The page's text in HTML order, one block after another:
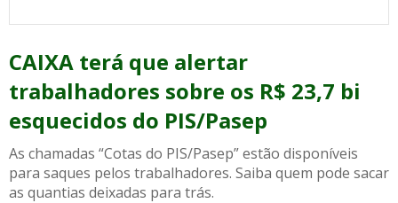
CAIXA terá que alertar
trabalhadores sobre os R$ 23,7 bi
esquecidos do PIS/Pasep
As chamadas “Cotas do PIS/Pasep” estão disponíveis
para saques pelos trabalhadores. Saiba quem pode sacar
as quantias deixadas para trás.